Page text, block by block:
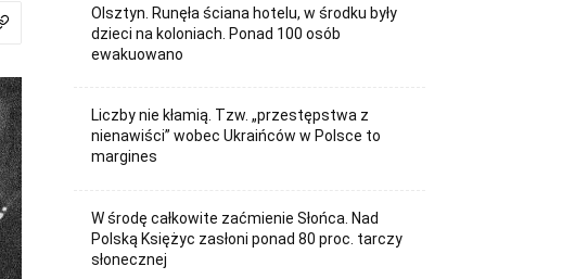
Olsztyn. Runęła ściana hotelu, w środku były
dzieci na koloniach. Ponad 100 osób
ewakuowano
Liczby nie kłamią. Tzw. „przestępstwa z
nienawiści” wobec Ukraińców w Polsce to
margines
W środę całkowite zaćmienie Słońca. Nad
Polską Księżyc zasłoni ponad 80 proc. tarczy
słonecznej